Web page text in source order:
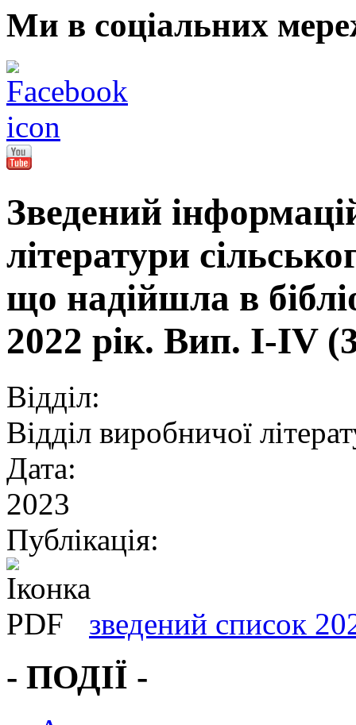
Ми в соціальних
Зведений
літератури
що надійшла в
2022 рік. Вип. I-IV
Відділ:
Відділ виробничої
Дата:
2023
Публікація:
зведений список
- ПОДІЇ -